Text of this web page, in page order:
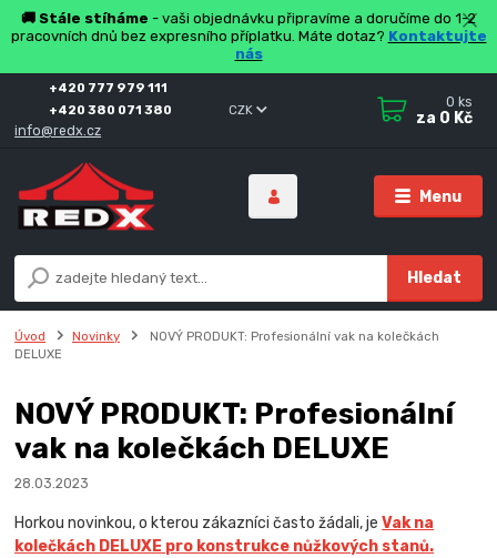
🚚 Stále stíháme - vaši objednávku připravíme a doručíme do 1-2
pracovních dnů bez expresního příplatku. Máte dotaz? Kontaktujte
nás
Menu
CZK
Hledat
+420 777 979 111
+420 380 071 380
info@redx.cz
0 ks
za 0 Kč
Úvod Novinky
NOVÝ PRODUKT: Profesionální vak na kolečkách
DELUXE
NOVÝ PRODUKT: Profesionální
vak na kolečkách DELUXE
28.03.2023
Horkou novinkou, o kterou zákazníci často žádali, jeVak na
kolečkách DELUXE pro konstrukce nůžkových stanů.